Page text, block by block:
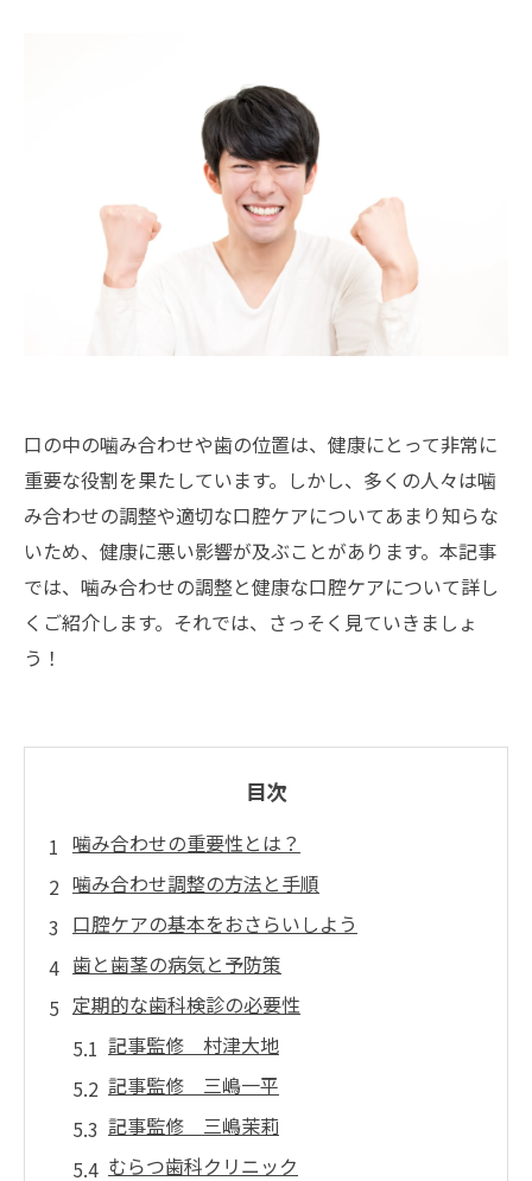
口の中の噛み合わせや歯の位置は、健康にとって非常に
重要な役割を果たしています。しかし、多くの人々は噛
み合わせの調整や適切な口腔ケアについてあまり知らな
いため、健康に悪い影響が及ぶことがあります。本記事
では、噛み合わせの調整と健康な口腔ケアについて詳し
くご紹介します。それでは、さっそく見ていきましょ
う！
目次
噛み合わせの重要性とは？
噛み合わせ調整の方法と手順
口腔ケアの基本をおさらいしよう
歯と歯茎の病気と予防策
定期的な歯科検診の必要性
記事監修 村津大地
記事監修 三嶋一平
記事監修 三嶋茉莉
むらつ歯科クリニック